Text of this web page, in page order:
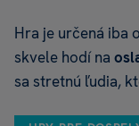
Hra je určená iba
skvele hodí na
sa stretnú ľudia,